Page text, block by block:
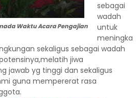
Waktu Acara Pengajian
sebagai
wadah
untuk
meningka
sekaligus sebagai wadah
jiwa
jawab yg tinggi dan sekaligus
guna mempererat rasa